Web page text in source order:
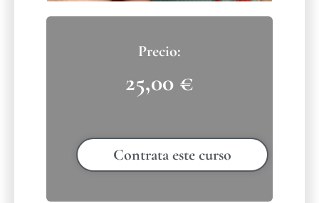
25,00 €
Contrata este curso